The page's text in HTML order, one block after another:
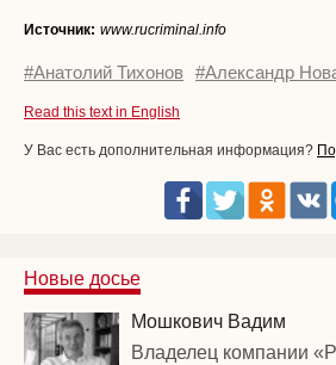
Источник: www.rucriminal.info
#Анатолий Тихонов #Александр
Read this text in English
У Вас есть дополнительная информация?
Новые досье
Мошкович Вадим
Владелец компании